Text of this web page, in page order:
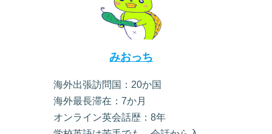
みおっち
海外出張訪問国：20か国
海外最長滞在：7か月
オンライン英会話歴：8年